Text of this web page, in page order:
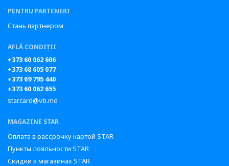
PENTRU PARTENERI
Стань партнером
AFLĂ CONDIȚII
+373 60 062 606
+373 68 605 077
+373 69 795 440
+373 60 062 655
starcard@vb.md
MAGAZINE STAR
Оплата в рассрочку картой STAR
Пункты лояльности STAR
Скидки в магазинах STAR